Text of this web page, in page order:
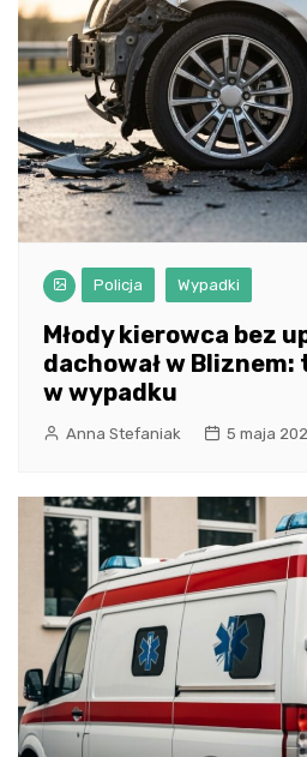
Policja Wypadki
Młody kierowca bez
dachował w
w wypadku
Anna Stefaniak 5 maja